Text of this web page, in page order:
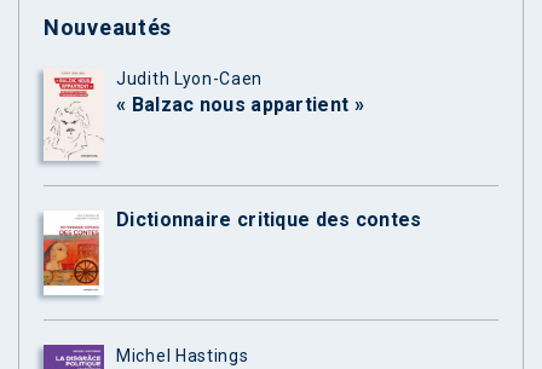
Nouveautés
Judith Lyon-Caen
« Balzac nous appartient »
Dictionnaire critique des contes
Michel Hastings